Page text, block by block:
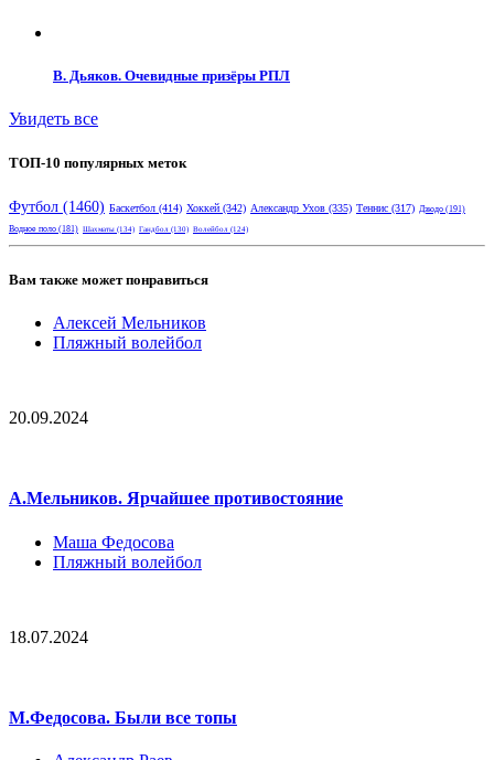
В. Дьяков. Очевидные призёры РПЛ
Увидеть все
ТОП-10 популярных меток
Футбол (1460) Баскетбол (414) Хоккей (342) Александр Ухов (335) Теннис (317) Дзюдо (191)
Водное поло (181) Шахматы (134) Гандбол (130) Волейбол (124)
Вам также может понравиться
Алексей Мельников
Пляжный волейбол
20.09.2024
А.Мельников. Ярчайшее противостояние
Маша Федосова
Пляжный волейбол
18.07.2024
М.Федосова. Были все топы